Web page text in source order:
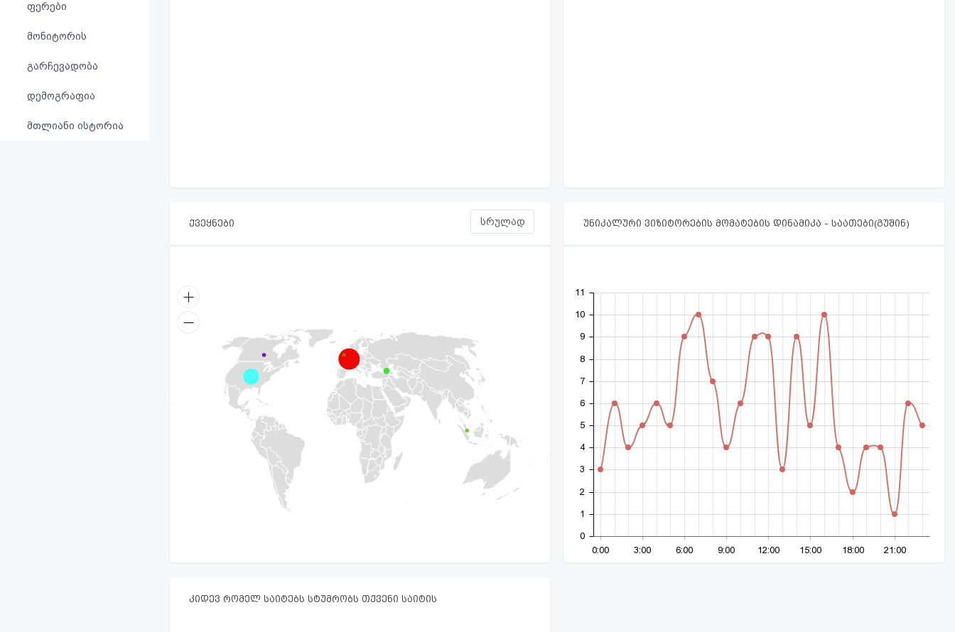
ფერები
მონიტორის
გარჩევადობა
დემოგრაფია
მთლიანი ისტორია
ქვეყნები სრულად უნიკალური ვიზიტორების მომატების დინამიკა - საათები(გუშინ)
0:00 3:00 6:00 9:00 12:00 15:00 18:00 21:00
0
1
2
3
4
5
6
7
8
9
10
11
კიდევ რომელ საიტებს სტუმრობს თქვენი საიტის